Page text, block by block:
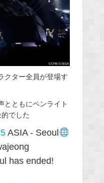
クター全員が登場す
とともにペンライト
でした
ASIA - Seoul
has ended!